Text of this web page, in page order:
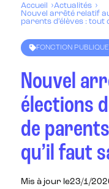
Accueil
Actualités
Nouvel arrêté relatif
parents d’élèves : tout
FONCTION PUBLIQUE
Nouvel
élections
de
qu’il faut
Mis à jour le23/1/